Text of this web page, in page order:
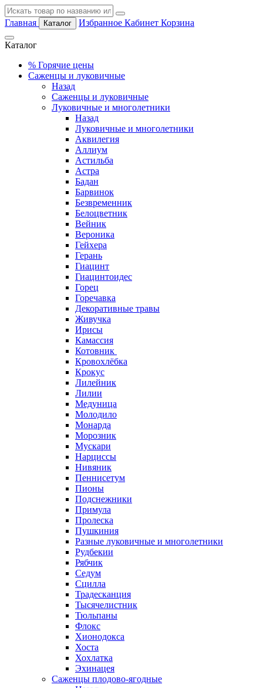
Главная Каталог Избранное Кабинет Корзина
Каталог
% Горячие цены
Саженцы и луковичные
Назад
Саженцы и луковичные
Луковичные и многолетники
Назад
Луковичные и многолетники
Аквилегия
Аллиум
Астильба
Астра
Бадан
Барвинок
Безвременник
Белоцветник
Вейник
Вероника
Гейхера
Герань
Гиацинт
Гиацинтоидес
Горец
Горечавка
Декоративные травы
Живучка
Ирисы
Камассия
Котовник
Кровохлёбка
Крокус
Лилейник
Лилии
Медуница
Молодило
Монарда
Морозник
Мускари
Нарциссы
Нивяник
Пеннисетум
Пионы
Подснежники
Примула
Пролеска
Пушкиния
Разные луковичные и многолетники
Рудбекии
Рябчик
Седум
Сцилла
Традесканция
Тысячелистник
Тюльпаны
Флокс
Хионодокса
Хоста
Хохлатка
Эхинацея
Саженцы плодово-ягодные